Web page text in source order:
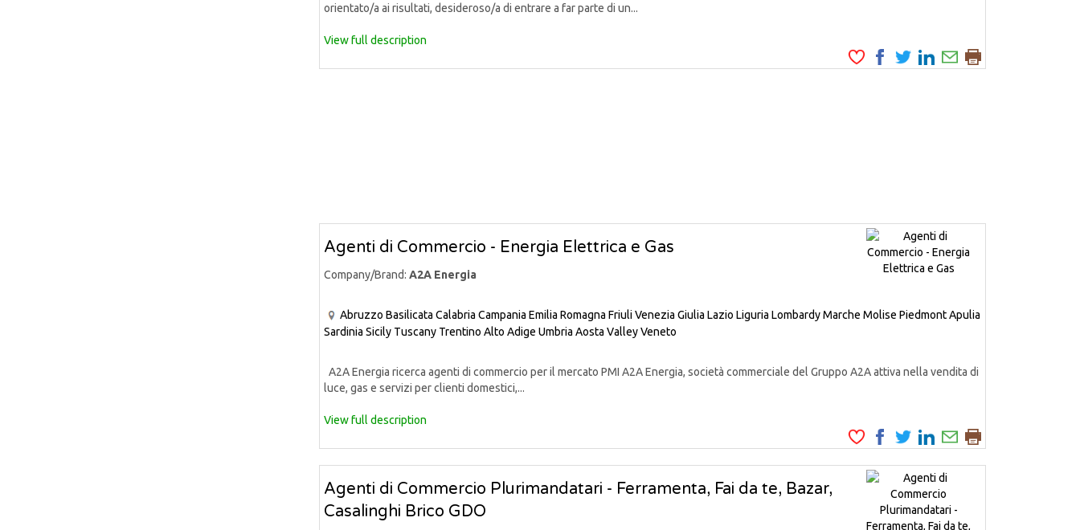
orientato/a ai risultati, desideroso/a di entrare a far parte di un...
View full description
Agenti di Commercio - Energia Elettrica e Gas
Company/Brand: A2A Energia
Abruzzo Basilicata Calabria Campania Emilia Romagna Friuli Venezia Giulia Lazio Liguria LombardyMarche Molise PiedmontApulia
Sardinia Sicily Tuscany Trentino Alto Adige Umbria Aosta ValleyVeneto
A2A Energia ricerca agenti di commercio per il mercato PMI A2A Energia, società commerciale del Gruppo A2A attiva nella vendita di
luce, gas e servizi per clienti domestici,...
View full description
Agenti di Commercio Plurimandatari - Ferramenta, Fai da te, Bazar,
Casalinghi Brico GDO